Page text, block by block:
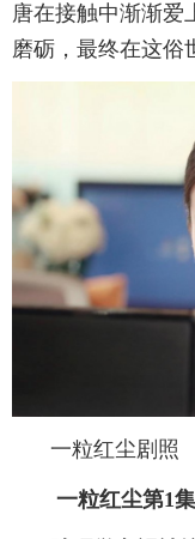
唐在接触中渐渐爱
磨砺，最终在这俗
一粒红尘剧照
一粒红尘第1